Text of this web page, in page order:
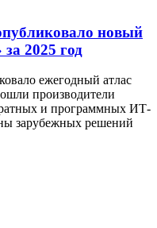
новый
2025 год
ежегодный атлас
производители
и программных ИТ-
зарубежных решений